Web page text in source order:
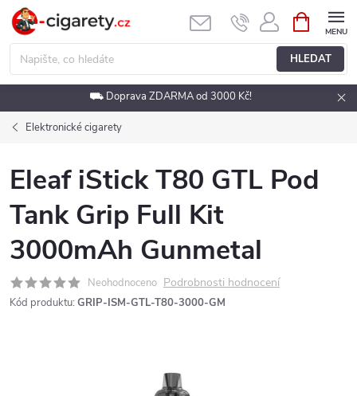
Přejít
obsah
HLEDAT
NÁKUPNÍ
KOŠÍK
⛟ Doprava ZDARMA od 3000 Kč!
Elektronické cigarety
Eleaf iStick T80 GTL Pod
Tank Grip Full Kit
3000mAh Gunmetal
Neohodnoceno Podrobnosti hodnocení
Kód produktu: GRIP-ISM-GTL-T80-3000-GM